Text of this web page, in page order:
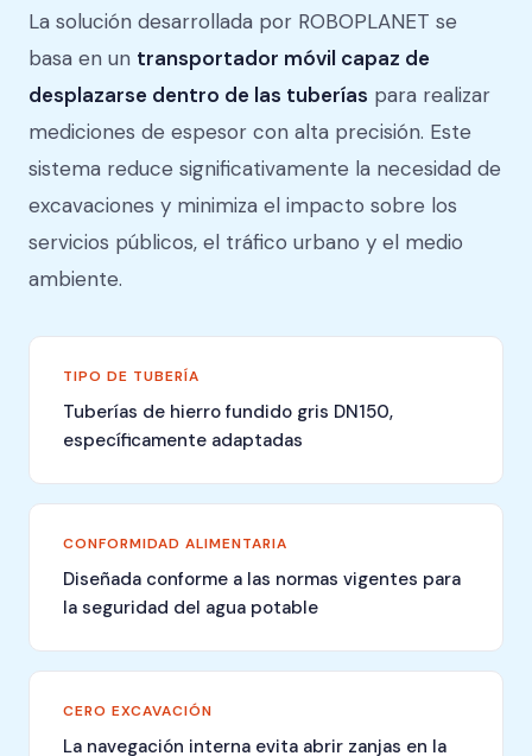
La solución desarrollada por ROBOPLANET se
basa en un transportador móvil capaz de
desplazarse dentro de las tuberías para realizar
mediciones de espesor con alta precisión. Este
sistema reduce significativamente la necesidad de
excavaciones y minimiza el impacto sobre los
servicios públicos, el tráfico urbano y el medio
ambiente.
TIPO DE TUBERÍA
Tuberías de hierro fundido gris DN150,
específicamente adaptadas
CONFORMIDAD ALIMENTARIA
Diseñada conforme a las normas vigentes para
la seguridad del agua potable
CERO EXCAVACIÓN
La navegación interna evita abrir zanjas en la